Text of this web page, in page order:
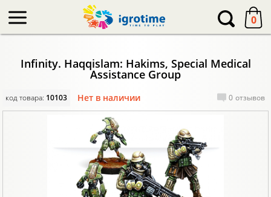
0
Infinity. Haqqislam: Hakims, Special Medical
Assistance Group
код товара: 10103 Нет в наличии 0 отзывов